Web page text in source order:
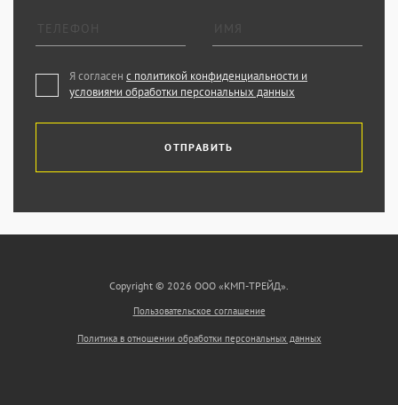
Я согласен с политикой конфиденциальности и
условиями обработки персональных данных
ОТПРАВИТЬ
Copyright © 2026 ООО «КМП-ТРЕЙД».
Пользовательское соглашение
Политика в отношении обработки персональных данных